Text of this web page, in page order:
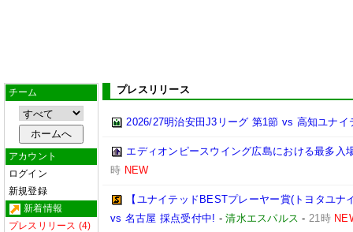
チーム
アカウント
ログイン
新規登録
新着情報
プレスリリース (4)
プレスリリース
2026/27明治安田J3リーグ 第1節 vs 高知ユナイ
エディオンピースウイング広島における最多入
時 NEW
【ユナイテッドBESTプレーヤー賞(トヨタユ
vs 名古屋 採点受付中! -清水エスパルス - 21時